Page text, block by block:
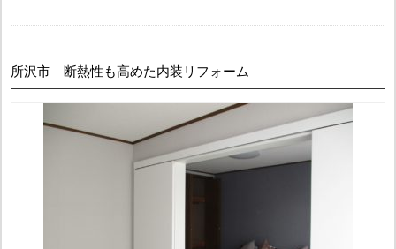
所沢市 断熱性も高めた内装リフォーム